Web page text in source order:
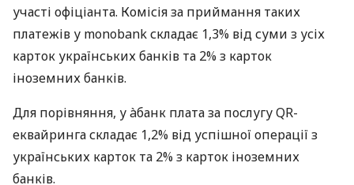
участі офіціанта. Комісія за приймання таких
платежів у monobank складає 1,3% від суми з усіх
карток українських банків та 2% з карток
іноземних банків.
Для порівняння, у àбанк плата за послугу QR-
еквайринга складає 1,2% від успішної операції з
українських карток та 2% з карток іноземних
банків.